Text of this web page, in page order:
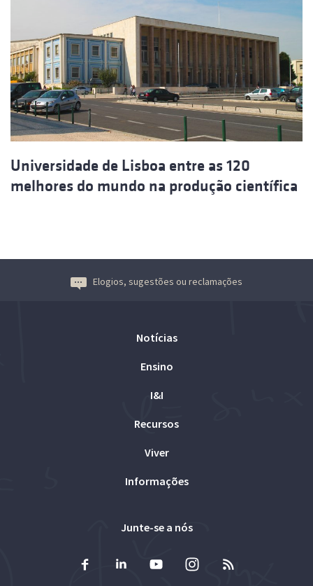
Universidade de Lisboa entre as 120
melhores do mundo na produção científica
Elogios, sugestões ou reclamações
Notícias
Ensino
I&I
Recursos
Viver
Informações
Junte-se a nós